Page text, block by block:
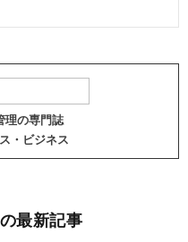
理の専門誌
・ビジネス
最新記事